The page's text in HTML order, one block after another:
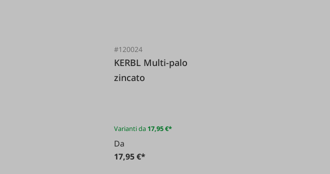
#120024
KERBL Multi-palo
zincato
Varianti da 17,95 €*
Da
17,95 €*